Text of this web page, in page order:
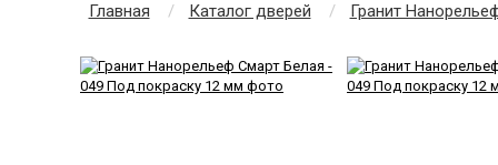
Главная Каталог дверей Гранит